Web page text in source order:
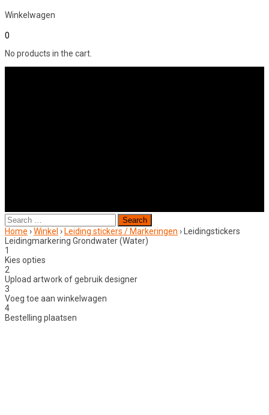
Winkelwagen
0
No products in the cart.
Search
for:
Home ›Winkel › Leiding stickers / Markeringen › Leidingstickers
Leidingmarkering Grondwater (Water)
1
Kies opties
2
Upload artwork of gebruik designer
3
Voeg toe aan winkelwagen
4
Bestelling plaatsen